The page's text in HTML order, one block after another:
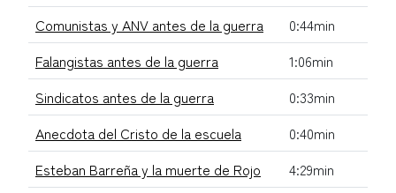
Comunistas y ANV antes de la guerra
0:44min
Falangistas antes de la guerra
1:06min
Sindicatos antes de la guerra
0:33min
Anecdota del Cristo de la escuela
0:40min
Esteban Barreña y la muerte de Rojo
4:29min